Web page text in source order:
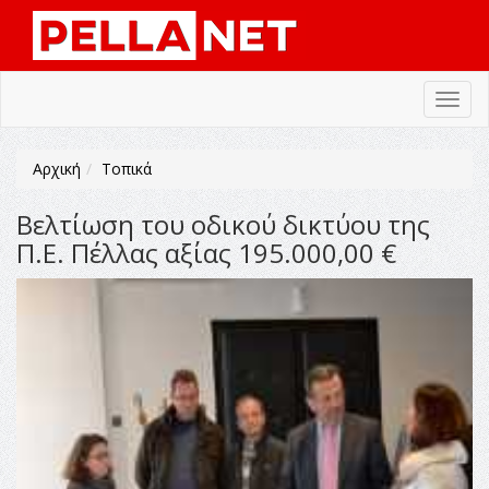
Αρχική Τοπικά
Bελτίωση του οδικού δικτύου της
Π.Ε. Πέλλας αξίας 195.000,00 €